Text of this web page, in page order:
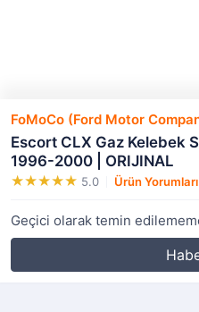
FoMoCo (Ford Motor
Escort CLX Gaz Kelebek
1996-2000 | ORIJINAL
5.0 Ürün
Geçici olarak temin